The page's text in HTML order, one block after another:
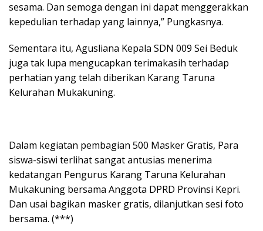
sesama. Dan semoga dengan ini dapat menggerakkan
kepedulian terhadap yang lainnya,” Pungkasnya.
Sementara itu, Agusliana Kepala SDN 009 Sei Beduk
juga tak lupa mengucapkan terimakasih terhadap
perhatian yang telah diberikan Karang Taruna
Kelurahan Mukakuning.
Dalam kegiatan pembagian 500 Masker Gratis, Para
siswa-siswi terlihat sangat antusias menerima
kedatangan Pengurus Karang Taruna Kelurahan
Mukakuning bersama Anggota DPRD Provinsi Kepri.
Dan usai bagikan masker gratis, dilanjutkan sesi foto
bersama. (***)